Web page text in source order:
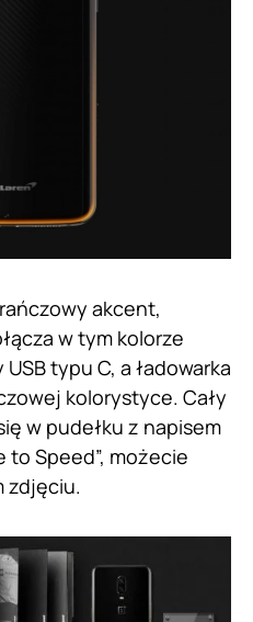
akcent,
w tym kolorze
typu C, a ładowarka
kolorystyce. Cały
w pudełku z napisem
to Speed”, możecie
zdjęciu.